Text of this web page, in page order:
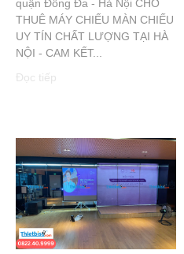
THUÊ MÁY CHIẾU MÀN CHIẾU
UY TÍN CHẤT LƯỢNG TẠI HÀ
NỘI - CAM KẾT...
Đọc tiếp